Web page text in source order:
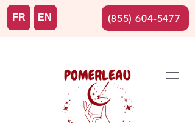
FR EN (855) 604-5477